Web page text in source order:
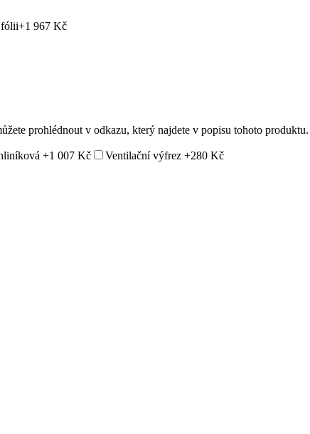
fólii+1 967 Kč
prohlédnout v odkazu, který najdete v popisu tohoto produktu.
+1 007 Kč Ventilační výfrez +280 Kč